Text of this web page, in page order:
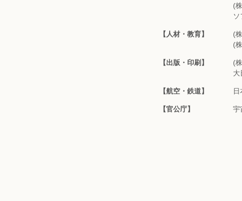
(
【人材・教育】
(
(
【出版・印刷】
(
大
【航空・鉄道】
【官公庁】 宇